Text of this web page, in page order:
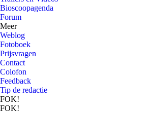
Bioscoopagenda
Forum
Meer
Weblog
Fotoboek
Prijsvragen
Contact
Colofon
Feedback
Tip de redactie
FOK!
FOK!